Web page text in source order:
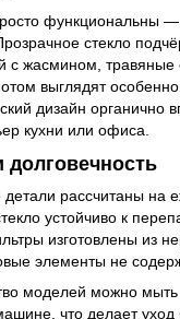
функциональны —
стекло
с жасмином, травяные
выглядят
дизайн органично
кухни или офиса.
долговечность
детали рассчитаны на
устойчиво к
изготовлены из
элементы не
моделей можно мыть
что делает